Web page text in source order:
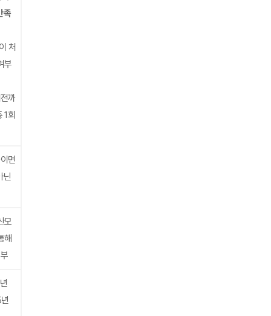
족
처
부
까
1회
면
닌
모
해